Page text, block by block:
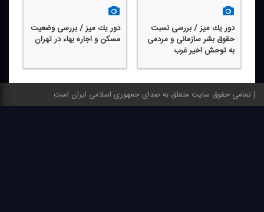
دور یك میز / بررسی نسبت
حقوق بشر سازمانی و مردمی
به توحش اخیر غرب
دور یك میز / بررسی وضعیت
مسكن و اجاره بهاء در تهران
تمامی حقوق سایت متعلق به صدای جمهوری اسلامی ایران است